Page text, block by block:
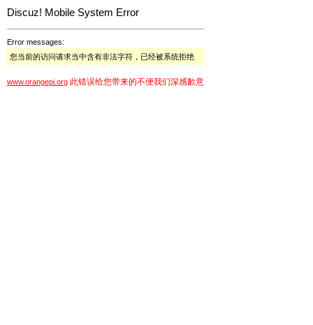
Discuz! Mobile System Error
Error messages:
您当前的访问请求当中含有非法字符，已经被系统拒绝
www.orangepi.org 此错误给您带来的不便我们深感歉意